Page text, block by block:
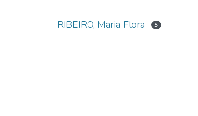
RIBEIRO, Maria Flora 5